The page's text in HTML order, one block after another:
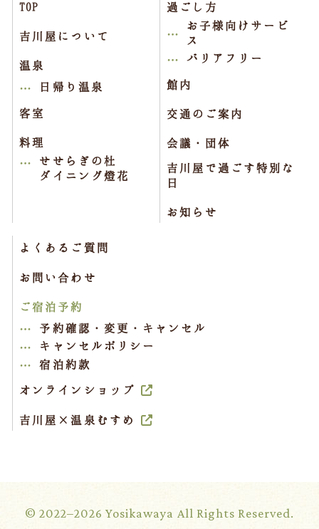
TOP
吉川屋について
温泉
日帰り温泉
客室
料理
せせらぎの杜
ダイニング燈花
過ごし方
お子様向けサービ
ス
バリアフリー
館内
交通のご案内
会議・団体
吉川屋で過ごす特別な
日
お知らせ
よくあるご質問
お問い合わせ
ご宿泊予約
予約確認・変更・キャンセル
キャンセルポリシー
宿泊約款
オンラインショップ
吉川屋×温泉むすめ
© 2022–2026 Yosikawaya All Rights Reserved.